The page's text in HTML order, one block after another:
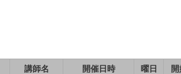
講師名 開催日時 曜日